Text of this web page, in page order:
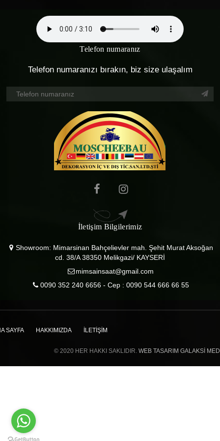
Telefon numaranız
Telefon numaranızı bırakın, biz size ulaşalım
İletişim Bilgilerimiz
Showroom: Mimarsinan Bahçelievler mah. Şehit Murat Aksoğan
cd. 38/A 38350 Melikgazi/ KAYSERİ
mimsainsaat@gmail.com
0090 352 240 6656 - Cep : 0090 544 666 66 55
SAYFA HAKKIMIZDA İLETIŞIM
© 2020 HER HAKKI SAKLIDIR. WEB TASARIM GALAKSI